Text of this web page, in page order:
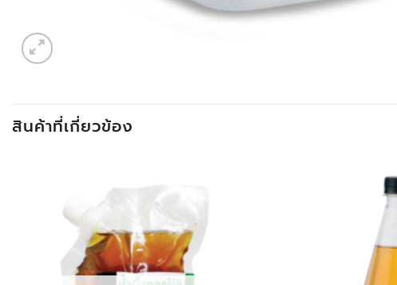
สินค้าที่เกี่ยวข้อง